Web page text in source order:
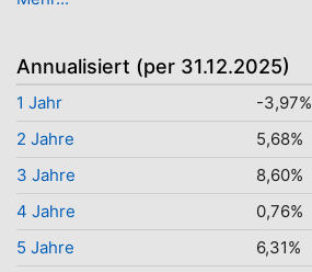
Annualisiert (per 31.12.2025)
1 Jahr
-3,97%
2 Jahre
5,68%
3 Jahre
8,60%
4 Jahre
0,76%
5 Jahre
6,31%